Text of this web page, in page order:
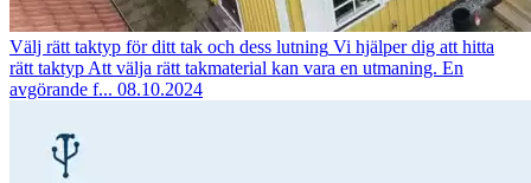
Välj rätt taktyp för ditt tak och dess lutning Vi hjälper dig att hitta
rätt taktyp Att välja rätt takmaterial kan vara en utmaning. En
avgörande f... 08.10.2024